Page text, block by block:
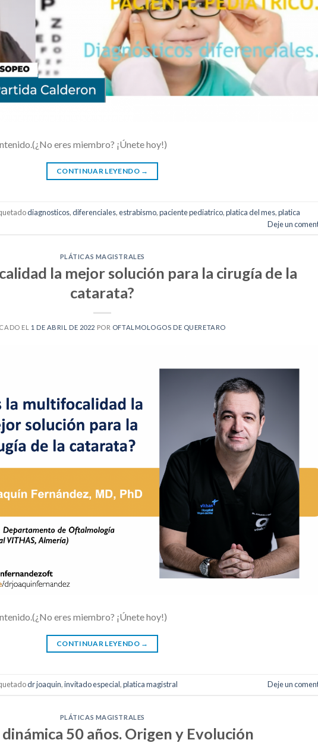
eres miembro? ¡Únete hoy!)
CONTINUAR LEYENDO →
diagnosticos,diferenciales,estrabismo,paciente pediatrico,platica del mes,platica
Deje un
PLÁTICAS MAGISTRALES
la mejor solución para la cirugía de la
catarata?
EL 1 DE ABRIL DE 2022 POR OFTALMOLOGOS DE QUERETARO
eres miembro? ¡Únete hoy!)
CONTINUAR LEYENDO →
dr joaquin,invitado especial,platica magistral Deje un
PLÁTICAS MAGISTRALES
50 años. Origen y Evolución